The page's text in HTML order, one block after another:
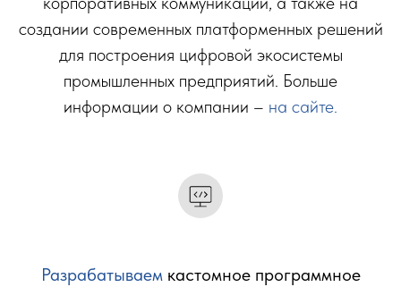
создании современных платформенных решений
для построения цифровой экосистемы
промышленных предприятий. Больше
информации о компании – на сайте.
Разрабатываемкастомное программное